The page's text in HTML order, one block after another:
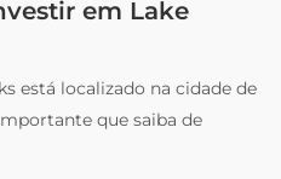
em Lake
está localizado na cidade de
que saiba de